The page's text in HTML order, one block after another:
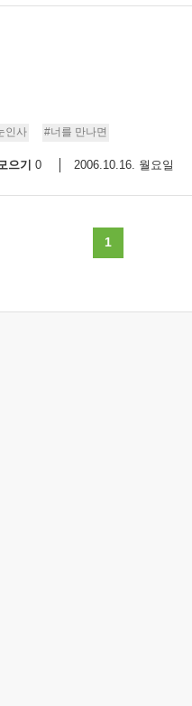
인사 #너를 만나면
으기 0 2006.10.16. 월요일
1